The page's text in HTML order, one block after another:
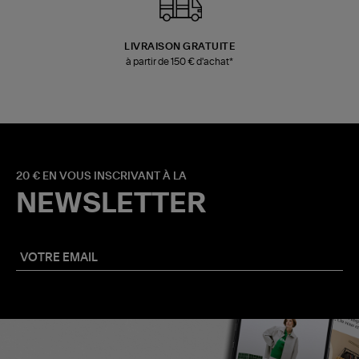
LIVRAISON GRATUITE
à partir de 150 € d'achat*
20 € EN VOUS INSCRIVANT À LA
NEWSLETTER